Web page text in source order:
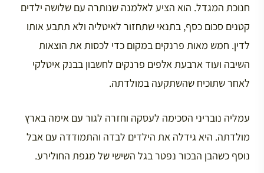
חנוכת המגדל. הוא הציע לאלמנה שנותרה עם שלושה ילדים
קטנים סכום כסף, בתנאי שתחזור לאיטליה ולא תתבע אותו
לדין. חמש מאות פרנקים במקום כדי לכסות את הוצאות
השיבה ועוד ארבעת אלפים פרנקים לחשבון בבנק איטלקי
לאחר שתוכיח שהשתקעה במולדתה.
עמליה נובריני הסכימה לעסקה וחזרה לגור עם אימה בארץ
מולדתה. היא גידלה את הילדים לבדה והתמודדה עם אבל
נוסף כשהבן הבכור נפטר בגל השישי של מגפת החולירע.